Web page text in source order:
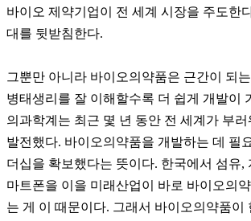
바이오 제약기업이 전 세계 시장을 주도한
대를 뒷받침한다.
그뿐만 아니라 바이오의약품은 근간이 되
병태생리를 잘 이해할수록 더 쉽게 개발이
의과학계는 최근 몇 년 동안 전 세계가 부러
발전했다. 바이오의약품을 개발하는 데 필
더십을 확보했다는 뜻이다. 한국에서 섬유,
마트폰을 이을 미래산업이 바로 바이오의
는 게 이 때문이다. 그래서 바이오의약품이